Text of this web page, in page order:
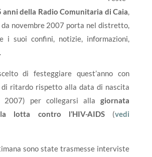
anni della Radio Comunitaria di Caia,
da novembre 2007 porta nel distretto,
i suoi confini, notizie, informazioni,
di festeggiare quest’anno con
di ritardo rispetto alla data di nascita
2007) per collegarsi allagiornata
lotta contro l’HIV-AIDS(vedi
sono state trasmesse interviste